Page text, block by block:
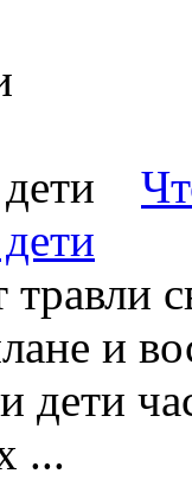
травли
и
дети
...